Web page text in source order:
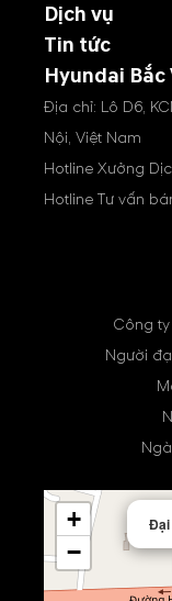
Dịch vụ
Tin tức
Hyundai Bắc
Địa chỉ: Lô D6,
Nội, Việt Nam
Hotline Xưởng
Hotline Tư vấn
Công
Người
Đại
+
−